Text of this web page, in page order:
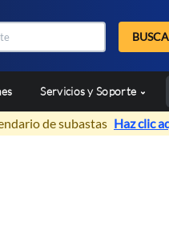
Servicios y Soporte
de subastas Haz clic